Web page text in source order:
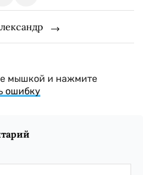
мышкой и нажмите
ошибку